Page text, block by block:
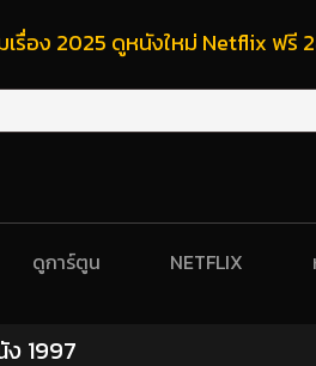
เรื่อง 2025 ดูหนังใหม่ Netflix ฟรี
ดูการ์ตูน NETFLIX
ง 1997